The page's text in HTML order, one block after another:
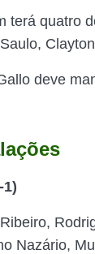
terá quatro
deve
1)
Nazário,